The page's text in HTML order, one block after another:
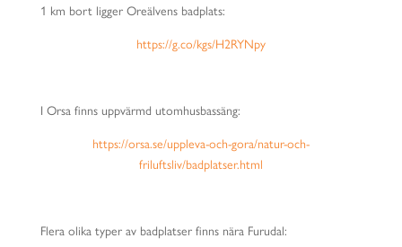
1 km bort ligger Oreälvens badplats:
https://g.co/kgs/H2RYNpy
I Orsa finns uppvärmd utomhusbassäng:
https://orsa.se/uppleva-och-gora/natur-och-
friluftsliv/badplatser.html
Flera olika typer av badplatser finns nära Furudal: